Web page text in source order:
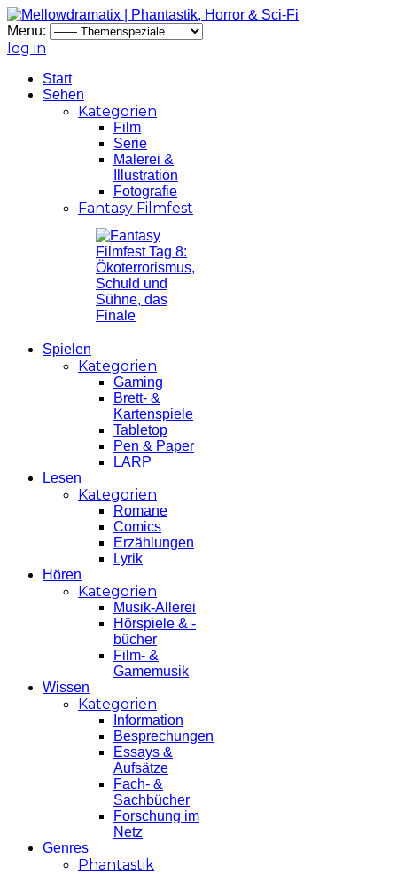
Menu:
log in
Start
Sehen
Kategorien
Film
Serie
Malerei &
Illustration
Fotografie
Fantasy Filmfest
Spielen
Kategorien
Gaming
Brett- &
Kartenspiele
Tabletop
Pen & Paper
LARP
Lesen
Kategorien
Romane
Comics
Erzählungen
Lyrik
Hören
Kategorien
Musik-Allerei
Hörspiele & -
bücher
Film- &
Gamemusik
Wissen
Kategorien
Information
Besprechungen
Essays &
Aufsätze
Fach- &
Sachbücher
Forschung im
Netz
Genres
Phantastik